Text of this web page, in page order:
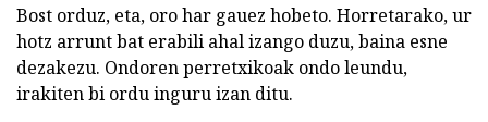
Bost orduz, eta, oro har gauez hobeto. Horretarako, ur
hotz arrunt bat erabili ahal izango duzu, baina esne
dezakezu. Ondoren perretxikoak ondo leundu,
irakiten bi ordu inguru izan ditu.